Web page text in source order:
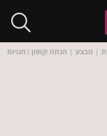
| מבצע | הנחה וקופון בחנויות